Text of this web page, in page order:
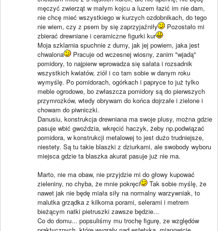
męczyć zwierząt w małym kojcu a luzem łazić im nie dam,
nie chcę mieć wszystkiego w kurzych ozdobnikach, do tego
nie wiem, czy z psem by się zaprzyjaźniły
Pozostało mi
zbierać drewniane i ceramiczne figurki kur
Moja szklarnia spuchnie z dumy, jak jej powiem, jaka jest
chwalona
Pracuje od wczesnej wiosny, zanim "wjadą"
pomidory, to najpierw wprowadza się sałata i rozsadnik
wszystkich kwiatów, ziół i co tam sobie w danym roku
wymyślę. Po pomidorach, ogórkach i papryce to już tylko
meble ogrodowe, bo zwłaszcza pomidory są do pierwszych
przymrozków, wtedy obrywam do końca dojrzałe i zielone i
chowam do piwniczki.
Danusiu, konstrukcja drewniana ma swoje plusy, można gdzie
pasuje wbić gwoździa, wkręcić haczyk, żeby np.podwiązać
pomidora, w konstrukcji metalowej to jest dużo trudniejsze,
niestety. Są tu takie blaszki z dziurkami, ale swobody wyboru
miejsca gdzie ta blaszka akurat pasuje już nie ma.
Marto, nie ma obaw, nie przyjdzie mi do głowy kupować
zieleniny, no chyba, że mnie pokręci
Tak sobie myślę, że
nawet jak nie będę miała siły na normalny warzywniak, to
malutka grządka z kilkoma porami, selerami i metrem
bieżącym natki pietruszki zawsze będzie...
Co do domu... popsuliśmy mu trochę figurę, ze względów